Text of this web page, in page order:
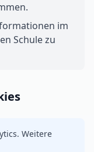
im
Schule zu
Weitere